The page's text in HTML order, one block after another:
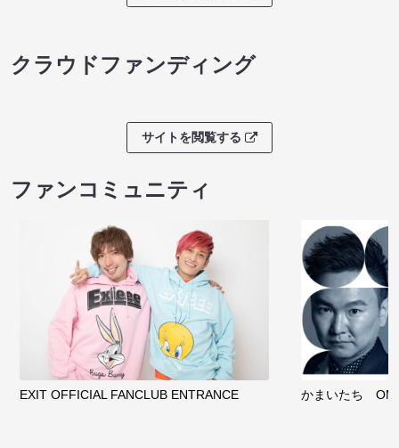
クラウドファンディング
サイトを閲覧する
ファンコミュニティ
EXIT OFFICIAL FANCLUB ENTRANCE かまいたち